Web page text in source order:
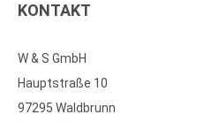
KONTAKT
W & S GmbH
Hauptstraße 10
97295 Waldbrunn